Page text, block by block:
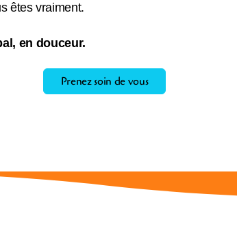
êtes vraiment.
en douceur.
Prenez soin de vous